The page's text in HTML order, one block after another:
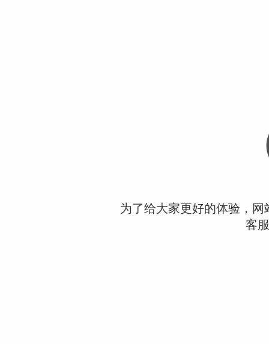
为了给大家更好的体验，
客